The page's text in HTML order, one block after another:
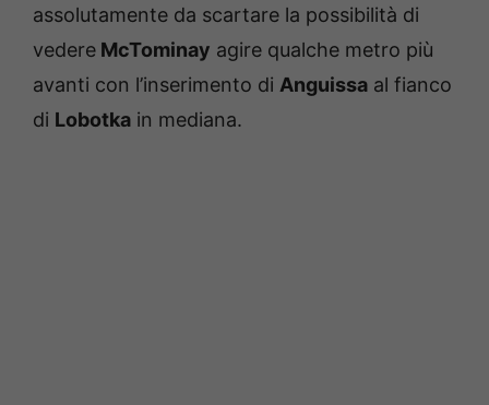
assolutamente da scartare la possibilità di
vedere McTominay agire qualche metro più
avanti con l’inserimento di Anguissa al fianco
di Lobotka in mediana.